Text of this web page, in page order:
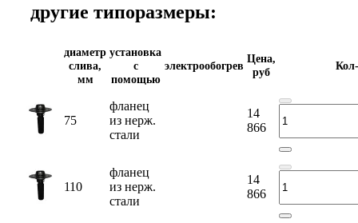
другие типоразмеры:
диаметр
слива,
мм
установка
с
помощью
электрообогрев
Цена,
руб
75
фланец
из нерж.
стали
14
866
110
фланец
из нерж.
стали
14
866